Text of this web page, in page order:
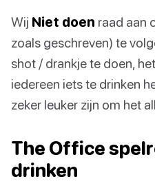
Wij Niet doen raad aan
zoals geschreven) te
shot / drankje te doen,
iedereen iets te drinken
zeker leuker zijn om het
The Office
drinken